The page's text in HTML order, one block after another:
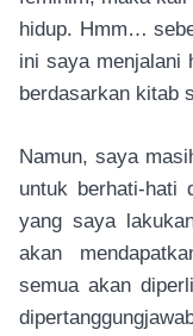
hidup. Hmm…
ini saya menjalani
berdasarkan kitab
Namun, saya
untuk berhati-hati
yang saya
akan
semua akan